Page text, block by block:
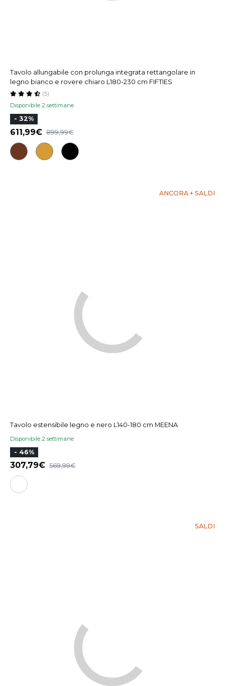
Tavolo allungabile con prolunga integrata rettangolare in
legno bianco e rovere chiaro L180-230 cm FIFTIES
Disponibile 2 settimane
(5)
- 32%
611,99 899,99
ANCORA + SALDI
Tavolo estensibile legno e nero L140-180 cm MEENA
Disponibile 2 settimane
- 46%
307,79 569,99
SALDI